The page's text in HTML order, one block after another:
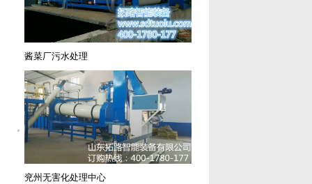
酱菜厂污水处理
兖州无害化处理中心